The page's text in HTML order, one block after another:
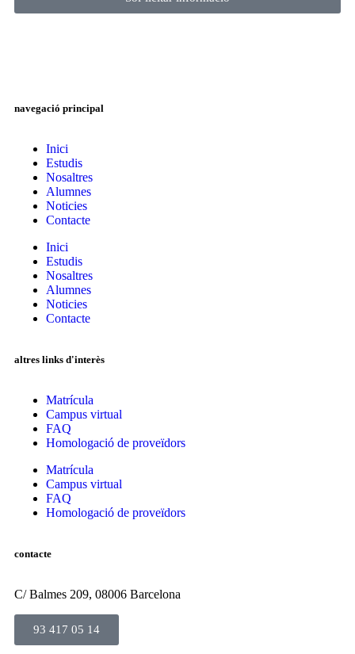
navegació principal
Inici
Estudis
Nosaltres
Alumnes
Noticies
Contacte
Inici
Estudis
Nosaltres
Alumnes
Noticies
Contacte
altres links d'interès
Matrícula
Campus virtual
FAQ
Homologació de proveïdors
Matrícula
Campus virtual
FAQ
Homologació de proveïdors
contacte
C/ Balmes 209, 08006 Barcelona
93 417 05 14